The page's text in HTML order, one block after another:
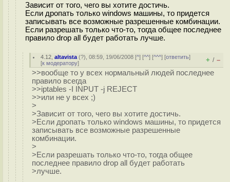
Зависит от того, чего вы хотите достичь.
Если дропать только windows машины, то придется
записывать все возможные разрешенные комбинации.
Если разрешать только что-то, тогда общее последнее
правило drop all будет работать лучше.
4.12 ,altavista (?), 08:59, 19/06/2008 [^] [^^] [^^^] [ответить]
[к модератору] + / –
>>вообще то у всех нормальный людей последнее
правило всегда
>>iptables -I INPUT -j REJECT
>>или не у всех ;)
>
>Зависит от того, чего вы хотите достичь.
>Если дропать только windows машины, то придется
записывать все возможные разрешенные
комбинации.
>
>Если разрешать только что-то, тогда общее
последнее правило drop all будет работать
>лучше.